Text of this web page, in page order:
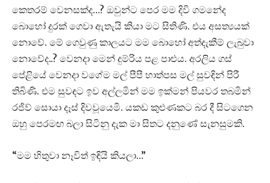
කෙතරම් වෙනසක්ද…? ඔවුන්ට පෙර මම දිවි ගමනේද
බොහෝ දුරක් ගෙවා ඇතැයි කියා මට සිතිණි. එය අසත්‍යයක්
නොවේ. මේ ගෙවුණු කාලයට මම බොහෝ අත්දැකීම් ලැබුවා
නොවේද..? වෙනදා මෙන් දුම්රිය පළ පාළුය. අරලිය ගස්
පේළියේ වෙනදා වගේම මල් පීපී හාත්පස මල් සුවඳින් පිරී
තිබිණි. එම සුවඳට ඉව අල්ලමින් මම ඉක්මන් පියවර තබමින්
රජිව් සොයා දෑස් දිවවූයෙමි. යකඩ කුළුණකට බර දී සිටගෙන
ඔහු පෙරමඟ බලා සිටිනු දැක මා සිතට දනුණේ සැනසුමකි.
“මම හිතුවා නෑවිත් ඉඳියි කියලා…”